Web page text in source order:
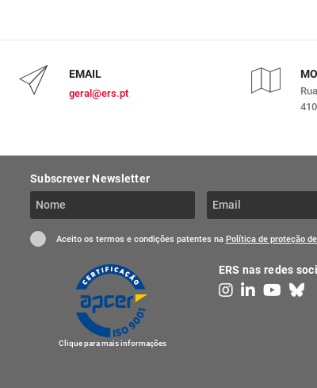
EMAIL
geral@ers.pt
Subscrever Newsletter
Aceito os termos e condições patentes na Política de proteção
Clique para mais informações
ERS nas redes